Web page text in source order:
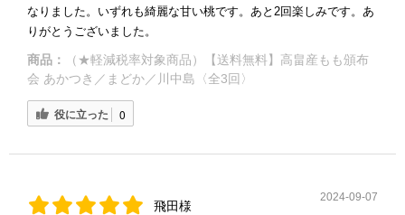
なりました。いずれも綺麗な甘い桃です。あと2回楽しみです。あ
りがとうございました。
商品：
（★軽減税率対象商品）【送料無料】高畠産もも頒布
会 あかつき／まどか／川中島〈全3回〉
役に立った 0
飛田様
2024-09-07